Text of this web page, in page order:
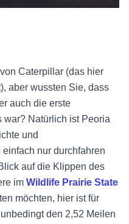
Caterpillar (das hier
aber wussten Sie, dass
auch die erste
Natürlich ist Peoria
und
nur durchfahren
auf die Klippen des
im Wildlife Prairie State
möchten, hier ist für
den 2,52 Meilen